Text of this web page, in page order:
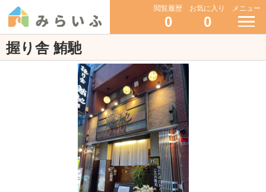
閲覧履歴
0
お気に入り
0
メニュー
握り舎 鮪馳